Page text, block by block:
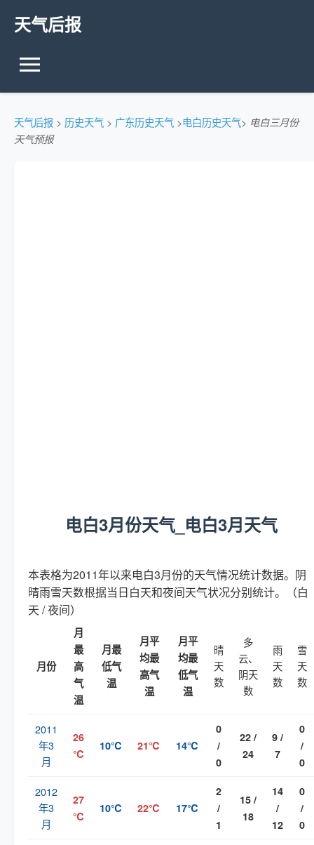
天气后报
天气后报 > 历史天气 > 广东历史天气 >电白历史天气> 电白三月份
天气预报
电白3月份天气_电白3月天气
本表格为2011年以来电白3月份的天气情况统计数据。阴
晴雨雪天数根据当日白天和夜间天气状况分别统计。（白
天 / 夜间）
月份
月
最
高
气
温
月最
低气
温
月平
均最
高气
温
月平
均最
低气
温
晴
天
数
多
云、
阴天
数
雨
天
数
雪
天
数
2011
年3
月
26
℃
10℃ 21℃ 14℃
0
/
0
22 /
24
9 /
7
0
/
0
2012
年3
月
27
℃
10℃ 22℃ 17℃
2
/
1
15 /
18
14
/
12
0
/
0